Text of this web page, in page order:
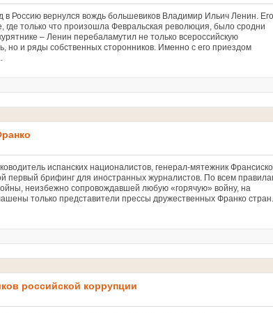
в Россию вернулся вождь большевиков Владимир Ильич Ленин. Его
где только что произошла Февральская революция, было сродни
– Ленин перебаламутил не только всероссийскую
но и ряды собственных сторонников. Именно с его приездом
испанских националистов, генерал-мятежник Франсиско
первый брифинг для иностранных журналистов. По всем
неизбежно сопровождавшей любую «горячую» войну, на
только представители прессы дружественных Франко
российской коррупции